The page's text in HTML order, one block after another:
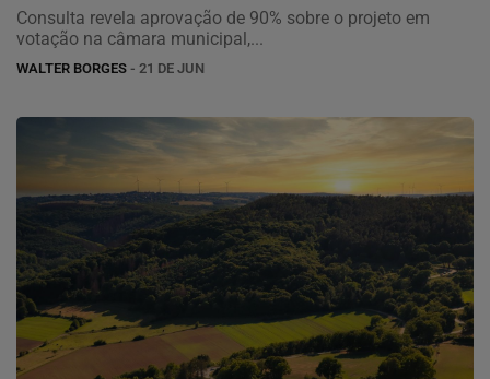
Consulta revela aprovação de 90% sobre o projeto em
votação na câmara municipal,...
WALTER BORGES - 21 DE JUN